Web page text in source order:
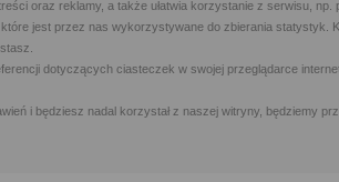
oraz reklamy, a także ułatwia korzystanie z serwisu,
jest przez nas wykorzystywane do zbierania statystyk.
dotyczących ciasteczek w swojej przeglądarce
i będziesz nadal korzystał z naszej witryny, będziemy